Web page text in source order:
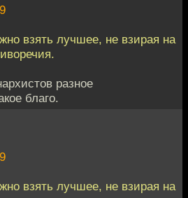
взять лучшее, не взирая на
разное
благо.
взять лучшее, не взирая на